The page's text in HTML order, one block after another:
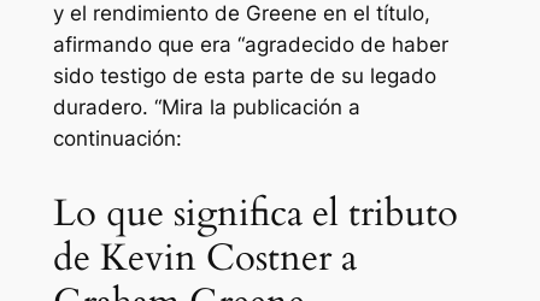
y el rendimiento de Greene en el título,
afirmando que era “agradecido de haber
sido testigo de esta parte de su legado
duradero. “Mira la publicación a
continuación:
Lo que significa el tributo
de Kevin Costner a